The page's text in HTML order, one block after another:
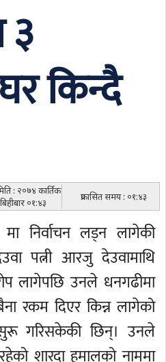
३
किन्दै
: २०७४ कार्तिक
०१:४३
प्रकासित समय : ०१:४३
निर्वाचन लड्न लागेकी
पत्नी आरजु देउवामाथि
लागेपछि उनले धनगढीमा
रकम दिएर किन्न लागेको
गरिसकेकी छिन्। उनले
शारदा हमालको नाममा